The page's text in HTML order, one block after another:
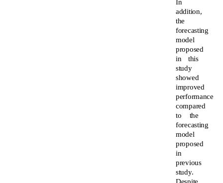
In
addition,
the
forecasting
model
proposed
in this
study
showed
improved
performance
compared
to the
forecasting
model
proposed
in
previous
study.
Despite